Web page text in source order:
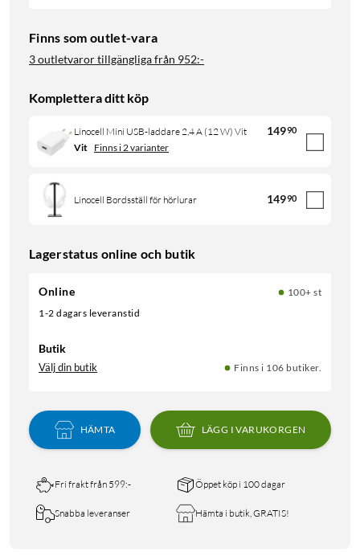
Finns som outlet-vara
3 outletvaror tillgängliga från 952:-
Komplettera ditt köp
Linocell Mini USB-laddare 2,4 A (12 W) Vit 14990
Vit Finns i 2 varianter
Linocell Bordsställ för hörlurar 14990
Lagerstatus online och butik
Online
100+ st
1-2 dagars leveranstid
Butik
Välj din butik Finns i 106 butiker.
HÄMTA LÄGG I VARUKORGEN
Fri frakt från 599:- Öppet köp i 100 dagar
Snabba leveranser Hämta i butik, GRATIS!